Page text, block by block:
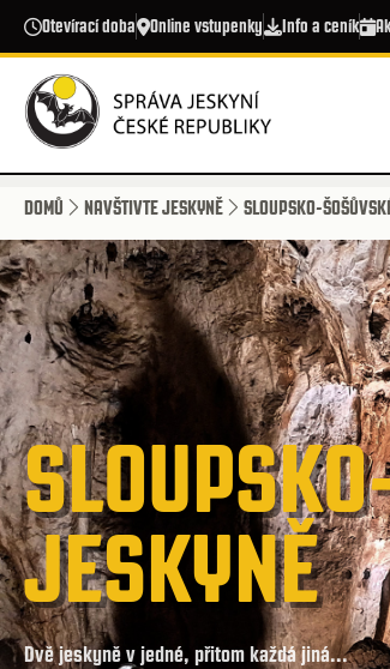
Přejít k hlavnímu obsahu
Otevírací doba Online vstupenky Info a ceník
DOMŮ NAVŠTIVTE JESKYNĚ SLOUPSKO-
JESKYNĚ
Dvě jeskyně v jedné, přitom každá jiná...